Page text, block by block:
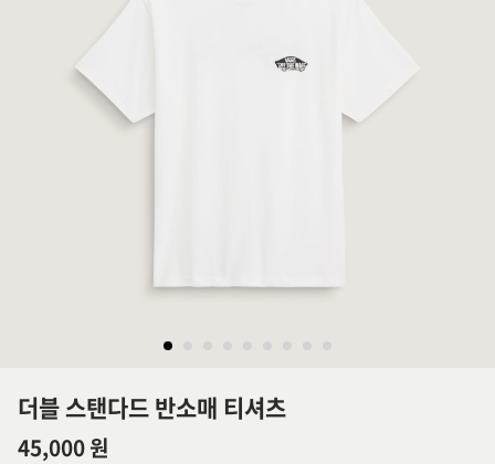
더블 스탠다드 반소매 티셔츠
45,000 원